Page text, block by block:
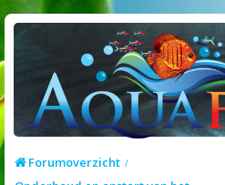
Forumoverzicht